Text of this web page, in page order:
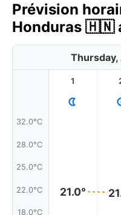
Prévision
Honduras 🇭🇳
32.0°C
28.0°C
25.0°C
22.0°C
18.0°C
1
21.0°